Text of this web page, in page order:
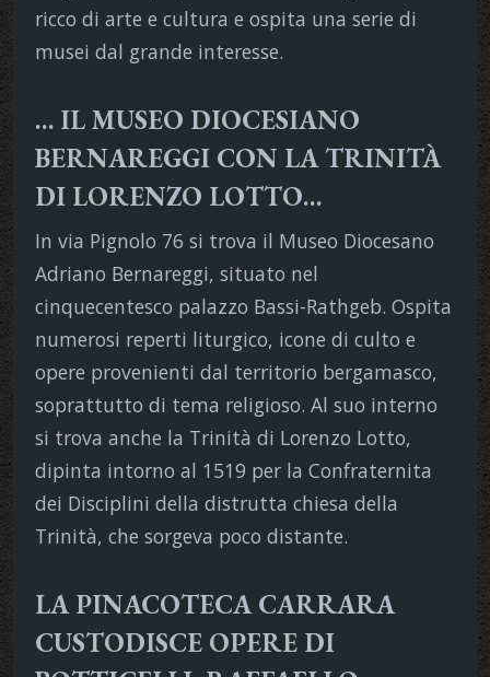
ricco di arte e cultura e ospita una serie di
musei dal grande interesse.
… IL MUSEO DIOCESIANO
BERNAREGGI CON LA TRINITÀ
DI LORENZO LOTTO…
In via Pignolo 76 si trova il Museo Diocesano
Adriano Bernareggi, situato nel
cinquecentesco palazzo Bassi-Rathgeb. Ospita
numerosi reperti liturgico, icone di culto e
opere provenienti dal territorio bergamasco,
soprattutto di tema religioso. Al suo interno
si trova anche la Trinità di Lorenzo Lotto,
dipinta intorno al 1519 per la Confraternita
dei Disciplini della distrutta chiesa della
Trinità, che sorgeva poco distante.
LA PINACOTECA CARRARA
CUSTODISCE OPERE DI